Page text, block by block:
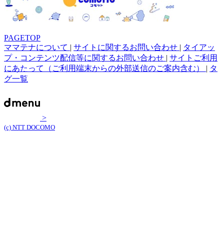
PAGETOP
ママテナについて | サイトに関するお問い合わせ | タイアッ
プ・コンテンツ配信等に関するお問い合わせ | サイトご利用
にあたって（ご利用端末からの外部送信のご案内含む） | タ
グ一覧
>
(c) NTT DOCOMO